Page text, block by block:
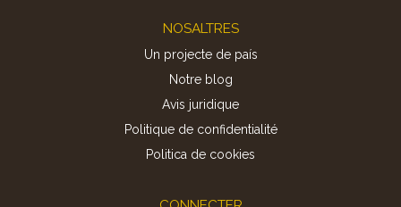
NOSALTRES
Un projecte de país
Notre blog
Avis juridique
Politique de confidentialité
Politica de cookies